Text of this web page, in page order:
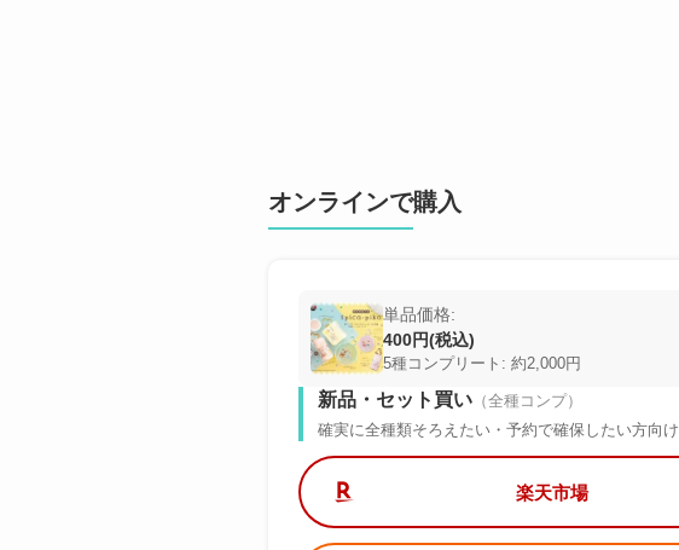
オンラインで購入
単品価格:
400円(税込)
5種コンプリート: 約2,000円
新品・セット買い （全種コンプ）
確実に全種類そろえたい・予約で確保したい方向け
楽天市場